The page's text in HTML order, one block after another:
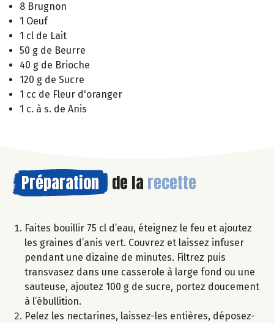
8 Brugnon
1 Oeuf
1 cl de Lait
50 g de Beurre
40 g de Brioche
120 g de Sucre
1 cc de Fleur d'oranger
1 c. à s. de Anis
Préparation de la recette
Faites bouillir 75 cl d’eau, éteignez le feu et ajoutez
les graines d’anis vert. Couvrez et laissez infuser
pendant une dizaine de minutes. Filtrez puis
transvasez dans une casserole à large fond ou une
sauteuse, ajoutez 100 g de sucre, portez doucement
à l’ébullition.
Pelez les nectarines, laissez-les entières, déposez-